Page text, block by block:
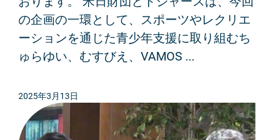
の企画の一環として、スポーツやレクリエ
ーションを通じた青少年支援に取り組むち
ゅらゆい、むすびえ、VAMOS ...
2025年3月13日